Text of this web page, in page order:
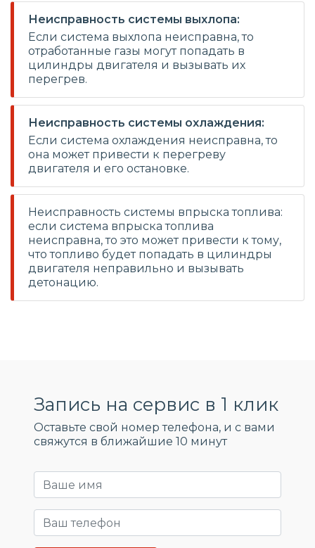
Неисправность системы выхлопа:
Если система выхлопа неисправна, то
отработанные газы могут попадать в
цилиндры двигателя и вызывать их
перегрев.
Неисправность системы охлаждения:
Если система охлаждения неисправна, то
она может привести к перегреву
двигателя и его остановке.
Неисправность системы впрыска топлива:
если система впрыска топлива
неисправна, то это может привести к тому,
что топливо будет попадать в цилиндры
двигателя неправильно и вызывать
детонацию.
Запись на сервис в 1 клик
Оставьте свой номер телефона, и c вами
свяжутся в ближайшие 10 минут